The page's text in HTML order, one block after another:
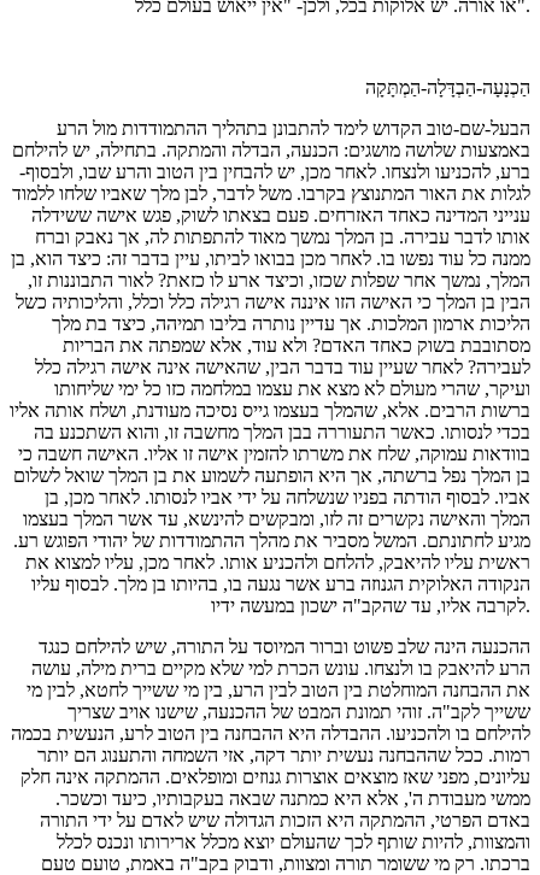
או אורה. יש אלוקות בכל, ולכן- "אין ייאוש בעולם כלל".
הַכְנָעָה-הַבְדָּלָה-הַמְתָּקָה
הבעל-שם-טוב הקדוש לימד להתבונן בתהליך ההתמודדות מול הרע
באמצעות שלושה מושגים: הכנעה, הבדלה והמתקה. בתחילה, יש להילחם
ברע, להכניעו ולנצחו. לאחר מכן, יש להבחין בין הטוב והרע שבו, ולבסוף-
לגלות את האור המתנוצץ בקרבו. משל לדבר, לבן מלך שאביו שלחו ללמוד
ענייני המדינה כאחד האזרחים. פעם בצאתו לשוק, פגש אישה ששידלה
אותו לדבר עבירה. בן המלך נמשך מאוד להתפתות לה, אך נאבק וברח
ממנה כל עוד נפשו בו. לאחר מכן בבואו לביתו, עיין בדבר זה: כיצד הוא, בן
המלך, נמשך אחר שפלות שכזו, וכיצד ארע לו כזאת? לאור התבוננות זו,
הבין בן המלך כי האישה הזו איננה אישה רגילה כלל וכלל, והליכותיה כשל
הליכות ארמון המלכות. אך עדיין נותרה בליבו תמיהה, כיצד בת מלך
מסתובבת בשוק כאחד האדם? ולא עוד, אלא שמפתה את הבריות
לעבירה? לאחר שעיין עוד בדבר הבין, שהאישה אינה אישה רגילה כלל
ועיקר, שהרי מעולם לא מצא את עצמו במלחמה כזו כל ימי שליחותו
ברשות הרבים. אלא, שהמלך בעצמו גייס נסיכה מעודנת, ושלח אותה אליו
בכדי לנסותו. כאשר התעוררה בבן המלך מחשבה זו, והוא השתכנע בה
בוודאות עמוקה, שלח את משרתו להזמין אישה זו אליו. האישה חשבה כי
בן המלך נפל ברשתה, אך היא הופתעה לשמוע את בן המלך שואל לשלום
אביו. לבסוף הודתה בפניו שנשלחה על ידי אביו לנסותו. לאחר מכן, בן
המלך והאישה נקשרים זה לזו, ומבקשים להינשא, עד אשר המלך בעצמו
מגיע לחתונתם. המשל מסביר את מהלך ההתמודדות של יהודי הפוגש רע.
ראשית עליו להיאבק, להלחם ולהכניע אותו. לאחר מכן, עליו למצוא את
הנקודה האלוקית הגנוזה ברע אשר נגעה בו, בהיותו בן מלך. לבסוף עליו
לקרבה אליו, עד שהקב"ה ישכון במעשה ידיו.
ההכנעה הינה שלב פשוט וברור המיוסד על התורה, שיש להילחם כנגד
הרע להיאבק בו ולנצחו. עונש הכרת למי שלא מקיים ברית מילה, עושה
את ההבחנה המוחלטת בין הטוב לבין הרע, בין מי ששייך לחטא, לבין מי
ששייך לקב"ה. זוהי תמונת המבט של ההכנעה, שישנו אויב שצריך
להילחם בו ולהכניעו. ההבדלה היא ההבחנה בין הטוב לרע, הנעשית בכמה
רמות. ככל שההבחנה נעשית יותר דקה, אזי השמחה והתענוג הם יותר
עליונים, מפני שאז מוצאים אוצרות גנוזים ומופלאים. ההמתקה אינה חלק
ממשי מעבודת ה', אלא היא כמתנה שבאה בעקבותיו, כיעד וכשכר.
באדם הפרטי, ההמתקה היא הזכות הגדולה שיש לאדם על ידי התורה
והמצוות, להיות שותף לכך שהעולם יוצא מכלל ארירותו ונכנס לכלל
ברכתו. רק מי ששומר תורה ומצוות, ודבוק בקב"ה באמת, טועם טעם